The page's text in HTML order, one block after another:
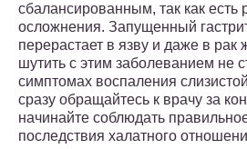
сбалансированным, так как есть
осложнения. Запущенный
перерастает в язву и даже в рак
шутить с этим заболеванием не
симптомах воспаления
сразу обращайтесь к врачу за
начинайте соблюдать
последствия халатного